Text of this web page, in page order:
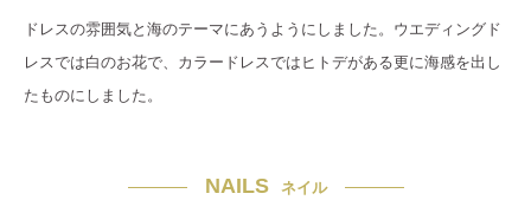
ドレスの雰囲気と海のテーマにあうようにしました。ウエディングド
レスでは白のお花で、カラードレスではヒトデがある更に海感を出し
たものにしました。
NAILS ネイル